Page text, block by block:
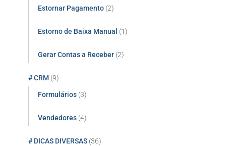
Estornar Pagamento (2)
Estorno de Baixa Manual (1)
Gerar Contas a Receber (2)
# CRM (9)
Formulários (3)
Vendedores (4)
# DICAS DIVERSAS (36)